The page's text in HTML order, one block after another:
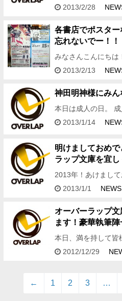
たら春がすぐそばま
あと約2か月！…
2013/2/28
各書店でポスタ
忘れないでー！！
みなさんこんにちは
ってしまいました！
だきましたよ！…
2013/2/13
神田明神様にみん
本日は成人の日。
ございます！！！ そ
怪我など お気を…
2013/1/14
明けましておめ
ラップ文庫を宜し
2013年！あけまし
ミスティです。 オー
たちオーバー…
2013/1/1 NEWS
オーバーラップ
ます！豪華執筆
本日、満を持して皆
が、 2013年4月25日
2012/12/29
← 1 2 3 …